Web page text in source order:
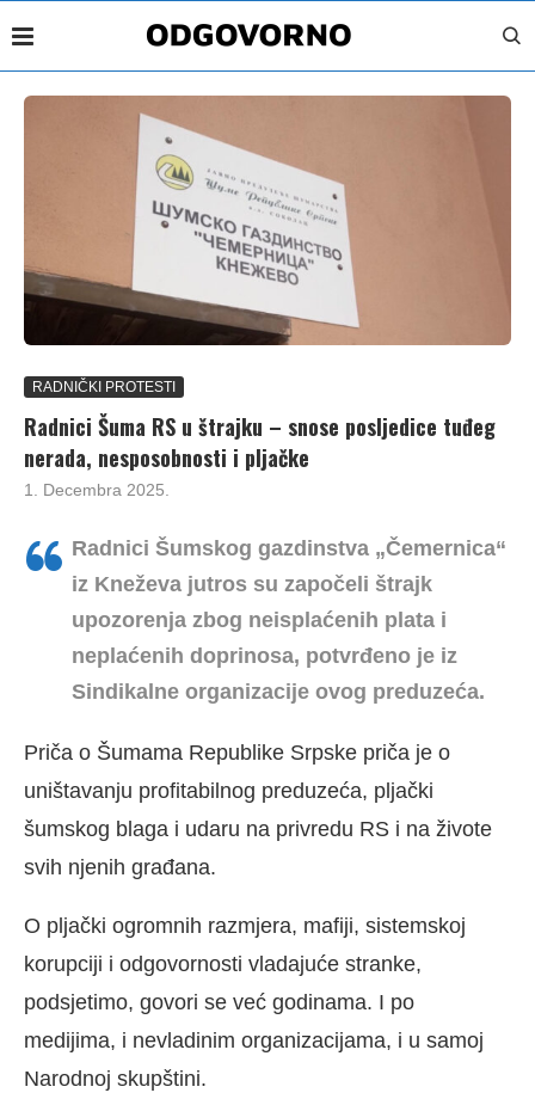
RADNIČKI PROTESTI
Radnici Šuma RS u štrajku – snose posljedice tuđeg
nerada, nesposobnosti i pljačke
1. Decembra 2025.
Radnici Šumskog gazdinstva „Čemernica“
iz Kneževa jutros su započeli štrajk
upozorenja zbog neisplaćenih plata i
neplaćenih doprinosa, potvrđeno je iz
Sindikalne organizacije ovog preduzeća.
Priča o Šumama Republike Srpske priča je o
uništavanju profitabilnog preduzeća, pljački
šumskog blaga i udaru na privredu RS i na živote
svih njenih građana.
O pljački ogromnih razmjera, mafiji, sistemskoj
korupciji i odgovornosti vladajuće stranke,
podsjetimo, govori se već godinama. I po
medijima, i nevladinim organizacijama, i u samoj
Narodnoj skupštini.